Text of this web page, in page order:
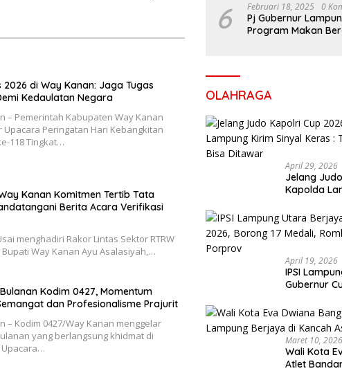
2026 di Way Kanan: Jaga Tugas
Kedaulatan Negara
– Pemerintah Kabupaten Way Kanan
Upacara Peringatan Hari Kebangkitan
118 Tingkat…
Kanan Komitmen Tertib Tata
Berita Acara Verifikasi
menghadiri Rakor Lintas Sektor RTRW
Bupati Way Kanan Ayu Asalasiyah,…
Kodim 0427, Momentum
dan Profesionalisme Prajurit
– Kodim 0427/Way Kanan menggelar
yang berlangsung khidmat di
Upacara…
6 Februari 18, 2025 0
Pj Gubernur
Program Makan
OLAHRAGA
April 29, 2026
Jelang
Kapolda
Bisa
April 19, 2026
IPSI
Gubernur
Porprov
Maret 10, 2026
Wali Kota
Atlet